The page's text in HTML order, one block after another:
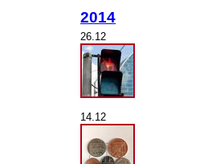
2014
26.12
14.12